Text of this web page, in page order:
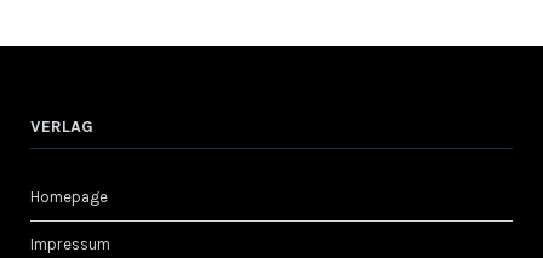
VERLAG
Homepage
Impressum